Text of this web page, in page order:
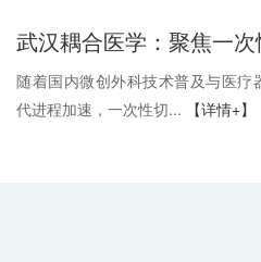
随着国内微创外科技术普及与医疗
代进程加速，一次性切...
【详情+】